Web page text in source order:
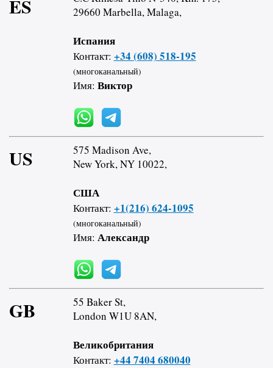
ES
29660 Marbella, Malaga,
Испания
Контакт: +34 (608) 518-195
(многоканальный)
Имя: Виктор
US
575 Madison Ave,
New York, NY 10022,
США
Контакт: +1(216) 624-1095
(многоканальный)
Имя: Александр
GB
55 Baker St,
London W1U 8AN,
Великобритания
Контакт: +44 7404 680040